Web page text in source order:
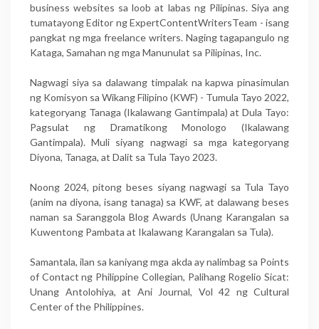
business websites sa loob at labas ng Pilipinas. Siya ang
tumatayong Editor ng ExpertContentWritersTeam - isang
pangkat ng mga freelance writers. Naging tagapangulo ng
Kataga, Samahan ng mga Manunulat sa Pilipinas, Inc.
Nagwagi siya sa dalawang timpalak na kapwa pinasimulan
ng Komisyon sa Wikang Filipino (KWF) - Tumula Tayo 2022,
kategoryang Tanaga (Ikalawang Gantimpala) at Dula Tayo:
Pagsulat ng Dramatikong Monologo (Ikalawang
Gantimpala). Muli siyang nagwagi sa mga kategoryang
Diyona, Tanaga, at Dalit sa Tula Tayo 2023.
Noong 2024, pitong beses siyang nagwagi sa Tula Tayo
(anim na diyona, isang tanaga) sa KWF, at dalawang beses
naman sa Saranggola Blog Awards (Unang Karangalan sa
Kuwentong Pambata at Ikalawang Karangalan sa Tula).
Samantala, ilan sa kaniyang mga akda ay nalimbag sa Points
of Contact ng Philippine Collegian, Palihang Rogelio Sicat:
Unang Antolohiya, at Ani Journal, Vol 42 ng Cultural
Center of the Philippines.